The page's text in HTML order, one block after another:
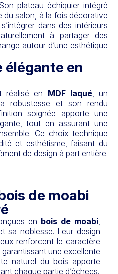
plateau échiquier intégré
du salon, à la fois décorative
dans des intérieurs
à partager des
autour d’une esthétique
élégante en
réalisé en MDF laqué, un
robustesse et son rendu
soignée apporte une
tout en assurant une
Ce choix technique
et esthétisme, faisant du
de design à part entière.
de moabi
en bois de moabi,
sa noblesse. Leur design
renforcent le caractère
une excellente
naturel du bois apporte
chaque partie d’échecs.